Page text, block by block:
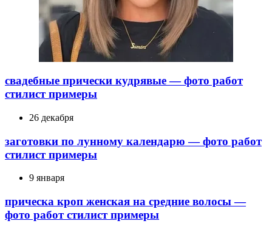
свадебные прически кудрявые — фото работ
стилист примеры
26 декабря
заготовки по лунному календарю — фото работ
стилист примеры
9 января
прическа кроп женская на средние волосы —
фото работ стилист примеры